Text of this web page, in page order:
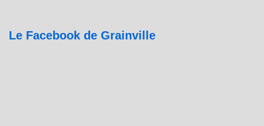
Le Facebook de Grainville